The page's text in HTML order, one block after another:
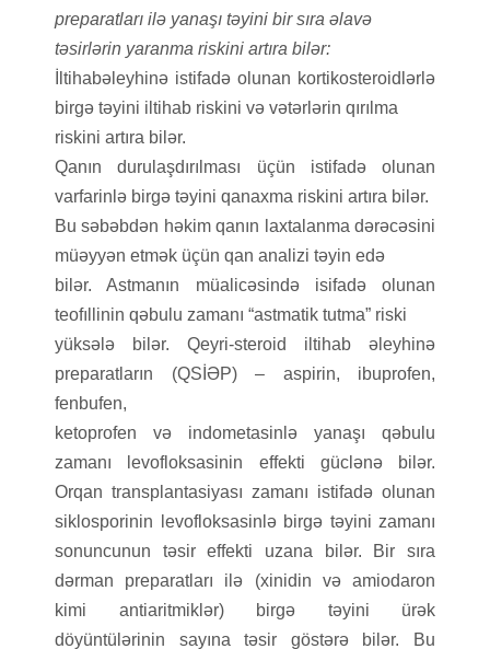
preparatları ilə yanaşı təyini bir sıra əlavə
təsirlərin yaranma riskini artıra bilər:
İltihabəleyhinə istifadə olunan kortikosteroidlərlə
birgə təyini iltihab riskini və vətərlərin qırılma
riskini artıra bilər.
Qanın durulaşdırılması üçün istifadə olunan
varfarinlə birgə təyini qanaxma riskini artıra bilər.
Bu səbəbdən həkim qanın laxtalanma dərəcəsini
müəyyən etmək üçün qan analizi təyin edə
bilər. Astmanın müalicəsində isifadə olunan
teofıllinin qəbulu zamanı “astmatik tutma” riski
yüksələ bilər. Qeyri-steroid iltihab əleyhinə
preparatların (QSİƏP) – aspirin, ibuprofen,
fenbufen,
ketoprofen və indometasinlə yanaşı qəbulu
zamanı levofloksasinin effekti güclənə bilər.
Orqan transplantasiyası zamanı istifadə olunan
siklosporinin levofloksasinlə birgə təyini zamanı
sonuncunun təsir effekti uzana bilər. Bir sıra
dərman preparatları ilə (xinidin və amiodaron
kimi antiaritmiklər) birgə təyini ürək
döyüntülərinin sayına təsir göstərə bilər. Bu